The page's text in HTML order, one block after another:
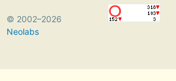
© 2002–2026
Neolabs